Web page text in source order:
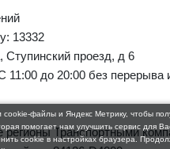
13332
Ступинский проезд, д 6
11:00 до 20:00 без перерыва
регионы Транспортными
cookie-файлы и Яндекс Метрику, чтобы
помогает нам улучшить сервис для
cookie в настройках браузера.